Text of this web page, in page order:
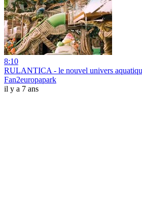
8:10
RULANTICA - le nouvel univers
Fan2europapark
il y a 7 ans